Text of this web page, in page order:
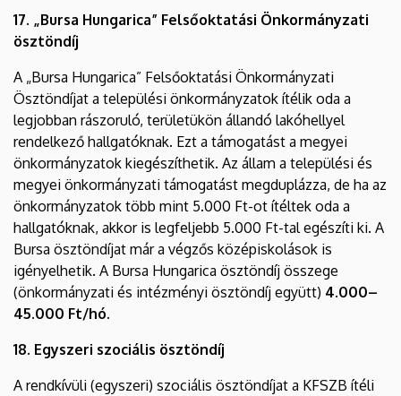
17. „Bursa Hungarica” Felsőoktatási Önkormányzati
ösztöndíj
A „Bursa Hungarica” Felsőoktatási Önkormányzati
Ösztöndíjat a települési önkormányzatok ítélik oda a
legjobban rászoruló, területükön állandó lakóhellyel
rendelkező hallgatóknak. Ezt a támogatást a megyei
önkormányzatok kiegészíthetik. Az állam a települési és
megyei önkormányzati támogatást megduplázza, de ha az
önkormányzatok több mint 5.000 Ft-ot ítéltek oda a
hallgatóknak, akkor is legfeljebb 5.000 Ft-tal egészíti ki. A
Bursa ösztöndíjat már a végzős középiskolások is
igényelhetik. A Bursa Hungarica ösztöndíj összege
(önkormányzati és intézményi ösztöndíj együtt) 4.000–
45.000 Ft/hó.
18. Egyszeri szociális ösztöndíj
A rendkívüli (egyszeri) szociális ösztöndíjat a KFSZB ítéli